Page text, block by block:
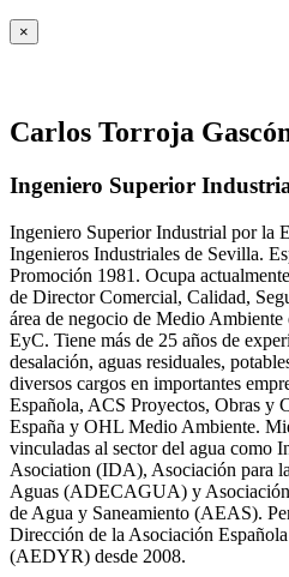
×
Carlos Torroja
Ingeniero Superior
Ingeniero Superior Industrial por la
Ingenieros Industriales de Sevilla.
Promoción 1981. Ocupa
de Director Comercial, Calidad,
área de negocio de Medio
EyC. Tiene más de 25 años de
desalación, aguas residuales,
diversos cargos en importantes
Española, ACS Proyectos, Obras y
España y OHL Medio Ambiente.
vinculadas al sector del agua como
Asociation (IDA), Asociación para
Aguas (ADECAGUA) y Asociación
de Agua y Saneamiento (AEAS).
Dirección de la Asociación
(AEDYR) desde 2008.